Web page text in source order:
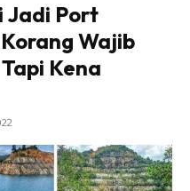
Jadi Port
Wajib
Kena